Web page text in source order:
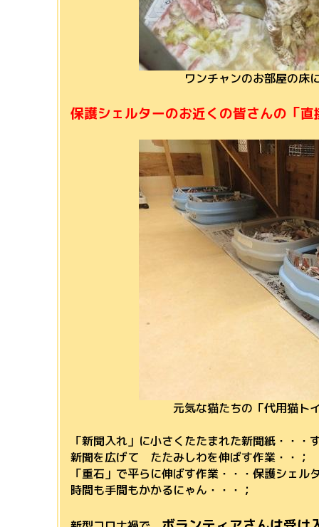
ワンチャンのお部屋の床に敷き詰
保護シェルターのお近くの皆さんの「
元気な猫たちの「代用猫トイレ
「新聞入れ」に小さくたたまれた新聞紙・・
新聞を広げて たたみしわを伸ばす作業・・；
「重石」で平らに伸ばす作業・・・保護シェル
時間も手間もかかるにゃん・・・；